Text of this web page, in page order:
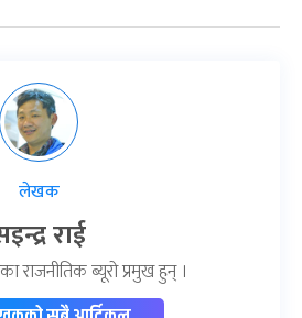
लेखक
राई
राजनीतिक ब्यूरो प्रमुख हुन् ।